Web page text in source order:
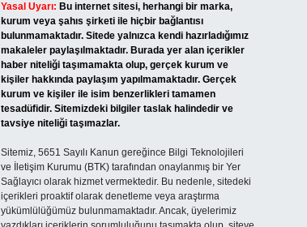
Yasal Uyarı: Bu internet sitesi, herhangi bir marka,
kurum veya şahıs şirketi ile hiçbir bağlantısı
bulunmamaktadır. Sitede yalnızca kendi hazırladığımız
makaleler paylaşılmaktadır. Burada yer alan içerikler
haber niteliği taşımamakta olup, gerçek kurum ve
kişiler hakkında paylaşım yapılmamaktadır. Gerçek
kurum ve kişiler ile isim benzerlikleri tamamen
tesadüfidir. Sitemizdeki bilgiler taslak halindedir ve
tavsiye niteliği taşımazlar.
Sitemiz, 5651 Sayılı Kanun gereğince Bilgi Teknolojileri
ve İletişim Kurumu (BTK) tarafından onaylanmış bir Yer
Sağlayıcı olarak hizmet vermektedir. Bu nedenle, sitedeki
içerikleri proaktif olarak denetleme veya araştırma
yükümlülüğümüz bulunmamaktadır. Ancak, üyelerimiz